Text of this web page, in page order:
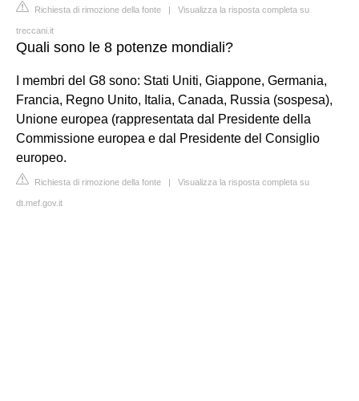
Richiesta di rimozione della fonte | Visualizza la risposta completa su
treccani.it
Quali sono le 8 potenze mondiali?
I membri del G8 sono: Stati Uniti, Giappone, Germania,
Francia, Regno Unito, Italia, Canada, Russia (sospesa),
Unione europea (rappresentata dal Presidente della
Commissione europea e dal Presidente del Consiglio
europeo.
Richiesta di rimozione della fonte | Visualizza la risposta completa su
dt.mef.gov.it